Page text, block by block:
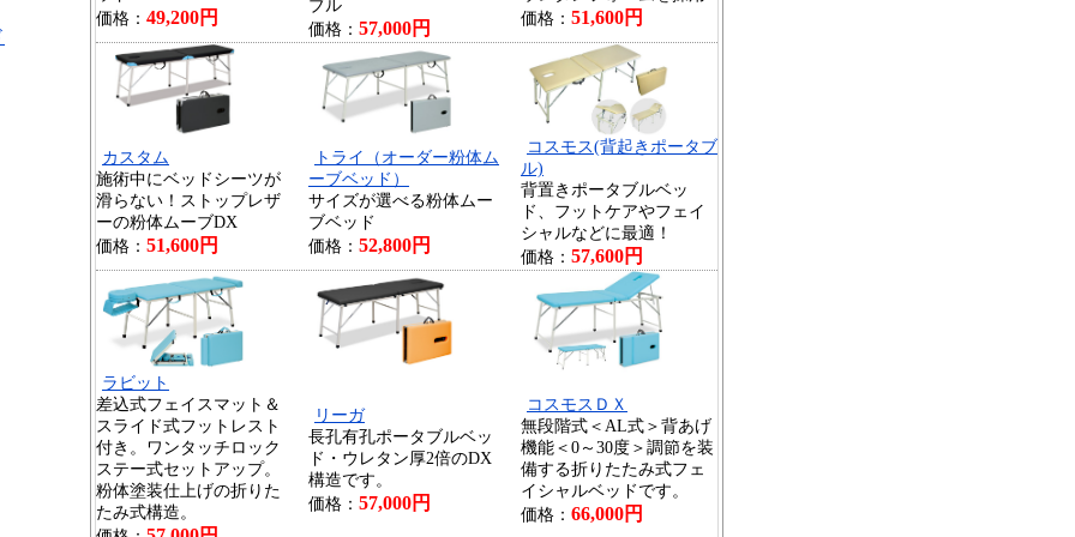
価格： 49,200円
ブル
価格： 57,000円
価格： 51,600円
カスタム
施術中にベッドシーツが
滑らない！ストップレザ
ーの粉体ムーブDX
価格： 51,600円
トライ（オーダー粉体ム
ーブベッド）
サイズが選べる粉体ムー
ブベッド
価格： 52,800円
コスモス(背起きポータブ
ル)
背置きポータブルベッ
ド、フットケアやフェイ
シャルなどに最適！
価格： 57,600円
ラビット
差込式フェイスマット＆
スライド式フットレスト
付き。ワンタッチロック
ステー式セットアップ。
粉体塗装仕上げの折りた
たみ式構造。
リーガ
長孔有孔ポータブルベッ
ド・ウレタン厚2倍のDX
構造です。
価格： 57,000円
コスモスＤＸ
無段階式＜AL式＞背あげ
機能＜0～30度＞調節を装
備する折りたたみ式フェ
イシャルベッドです。
価格： 66,000円